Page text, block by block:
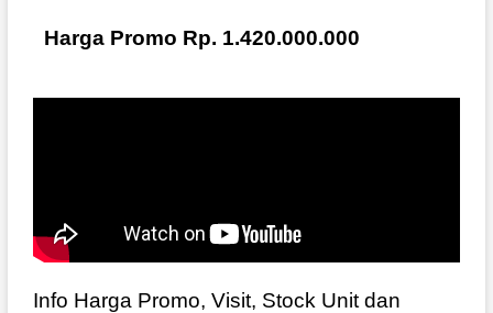
Harga Promo Rp. 1.420.000.000
Info Harga Promo, Visit, Stock Unit dan